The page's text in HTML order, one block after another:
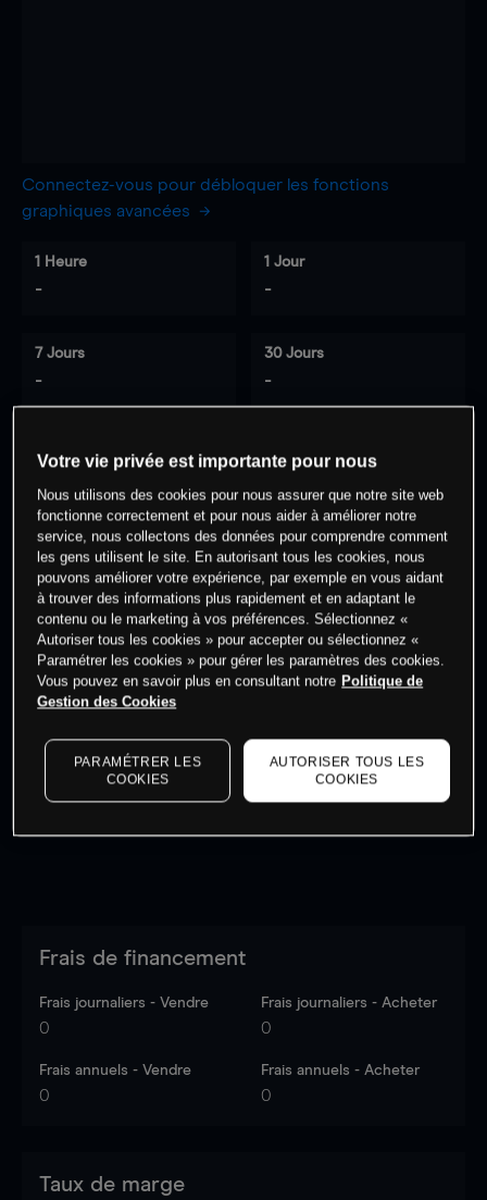
Connectez-vous pour débloquer les fonctions
graphiques avancées
1 Heure
-
1 Jour
-
7 Jours
-
30 Jours
-
0 % des clients ont une position à
cet actif
Commencez à trader
dernières données du marché.Log into see latest
market data
Frais de financement
Frais journaliers - Vendre
0
Frais journaliers - Acheter
0
Frais annuels - Vendre
0
Frais annuels - Acheter
0
Taux de marge
Votre vie privée est importante pour nous
Nous utilisons des cookies pour nous assurer que notre site web
fonctionne correctement et pour nous aider à améliorer notre
service, nous collectons des données pour comprendre comment
les gens utilisent le site. En autorisant tous les cookies, nous
pouvons améliorer votre expérience, par exemple en vous aidant
à trouver des informations plus rapidement et en adaptant le
contenu ou le marketing à vos préférences. Sélectionnez «
Autoriser tous les cookies » pour accepter ou sélectionnez «
Paramétrer les cookies » pour gérer les paramètres des cookies.
Vous pouvez en savoir plus en consultant notre Politique de
Gestion des Cookies
PARAMÉTRER LES
COOKIES
AUTORISER TOUS LES
COOKIES